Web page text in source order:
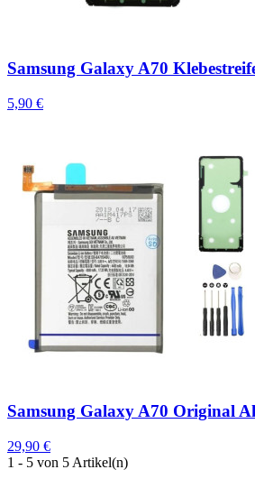
Samsung Galaxy A70
5,90 €
Samsung Galaxy A70 Original
29,90 €
1 - 5 von 5 Artikel(n)